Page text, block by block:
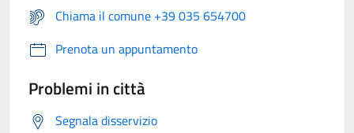
Chiama il comune +39 035 654700
Prenota un appuntamento
Problemi in città
Segnala disservizio